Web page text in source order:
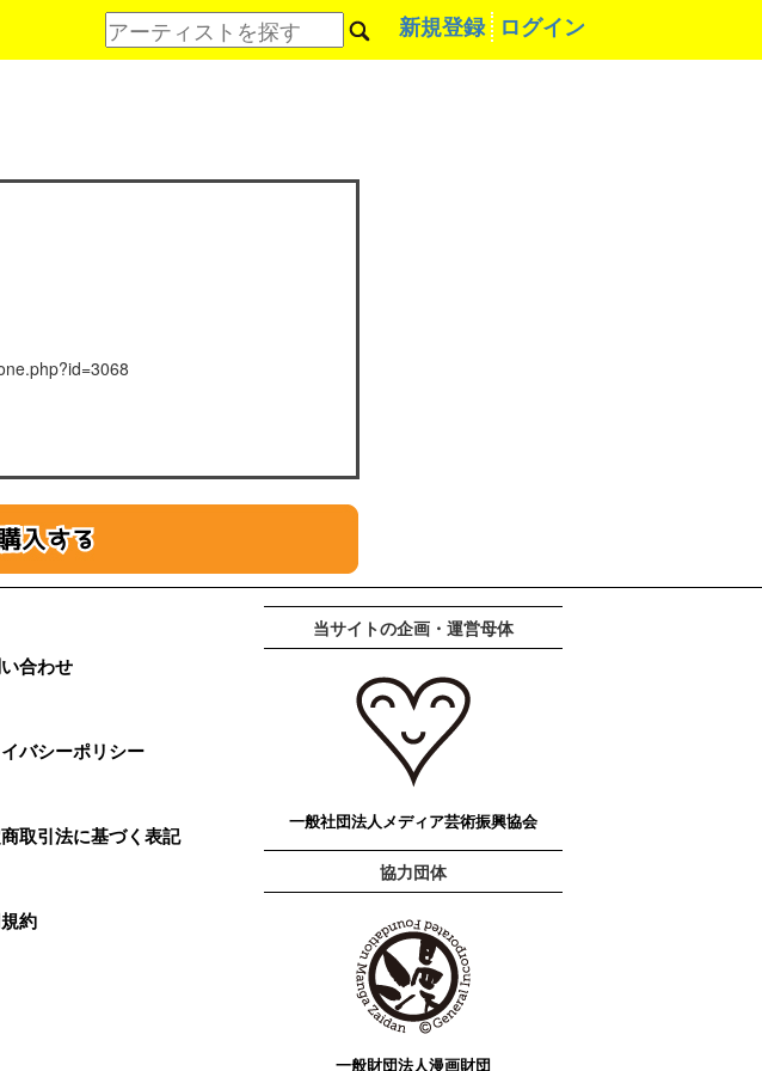
新規登録 ログイン
合わせ
バシーポリシー
取引法に基づく表記
約
当サイトの企画・運営母体
一般社団法人メディア芸術振興協会
協力団体
一般財団法人漫画財団